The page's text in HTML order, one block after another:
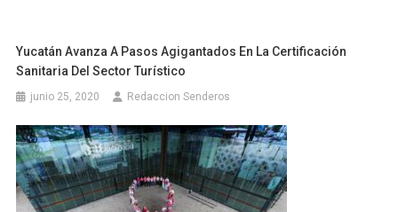
Yucatán Avanza A Pasos Agigantados En La Certificación
Sanitaria Del Sector Turístico
junio 25, 2020 Redaccion Senderos